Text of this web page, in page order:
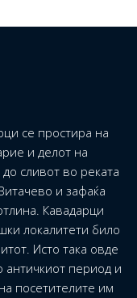
се простира на
и делот на
сливот во реката
и зафаќа
Кавадарци
локалитети било
Исто така овде
античкиот период и
посетителите им